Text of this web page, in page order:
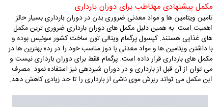
مکمل پیشنهادی مهتاطب برای دوران بارداری
تامین ویتامین ها و مواد معدنی ضروری بدن در دوران بارداری بسیار حائز
اهمیت است. به همین دلیل مکمل های دوران بارداری ضروری ترین مکمل
های غذایی هستند. کپسول پرگمام ویتالی تون ساخت کشور سوئیس بوده و
با داشتن ویتامین ها و مواد معدنی با دوز مناسب خود را در رده بهترین ها در
مکمل های بارداری قرار داده است. پرگمام فقط برای دوران بارداری نیست و
می توان از آن قبل از بارداری و در دوران شیردهی نیز استفاده نمود. مصرف
این مکمل می تواند ریزش موی ناشی از بارداری را تا حد زیادی کاهش دهد.